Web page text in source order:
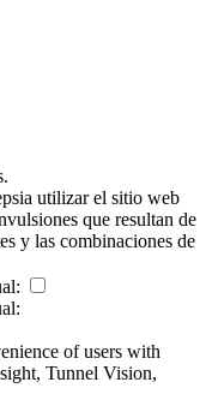
utilizar el sitio web
que resultan de
y las combinaciones de
of users with
Tunnel Vision,